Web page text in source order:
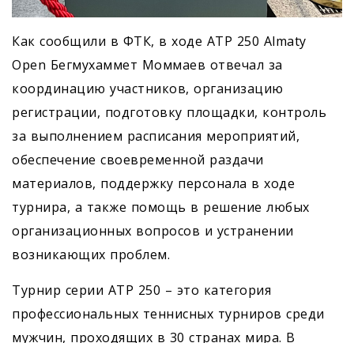
Как сообщили в ФТК, в ходе ATP 250 Almaty
Open Бегмухаммет Моммаев отвечал за
координацию участников, организацию
регистрации, подготовку площадки, контроль
за выполнением расписания мероприятий,
обеспечение своевременной раздачи
материалов, поддержку персонала в ходе
турнира, а также помощь в решение любых
организационных вопросов и устранении
возникающих проблем.
Турнир серии ATP 250 – это категория
профессиональных теннисных турниров среди
мужчин, проходящих в 30 странах мира. В